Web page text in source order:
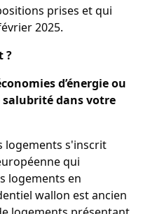
prises et qui
2025.
?
d’énergie ou
salubrité dans votre
logements s'inscrit
qui
logements en
wallon est ancien